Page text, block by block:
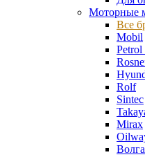
Моторные
Все
Mobil
Rolf
Sintec
Mirax